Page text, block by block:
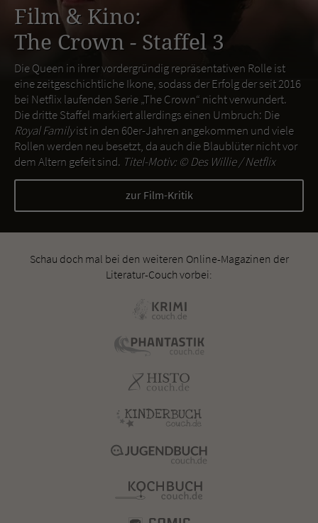
Film & Kino:
The Crown - Staffel 3
Die Queen in ihrer vordergründig repräsentativen Rolle ist
eine zeitgeschichtliche Ikone, sodass der Erfolg der seit 2016
bei Netflix laufenden Serie „The Crown“ nicht verwundert.
Die dritte Staffel markiert allerdings einen Umbruch: Die
Royal Familyist in den 60er-Jahren angekommen und viele
Rollen werden neu besetzt, da auch die Blaublüter nicht vor
dem Altern gefeit sind. Titel-Motiv: ©Des Willie / Netflix
zur Film-Kritik
Schau doch mal bei den weiteren Online-Magazinen der
Literatur-Couch vorbei: